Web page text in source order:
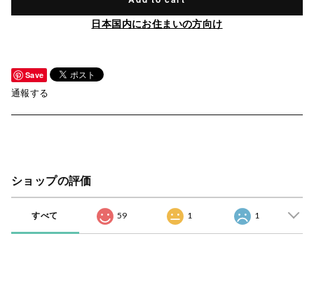
日本国内にお住まいの方向け
Save
通報する
ショップの評価
すべて 59 1 1